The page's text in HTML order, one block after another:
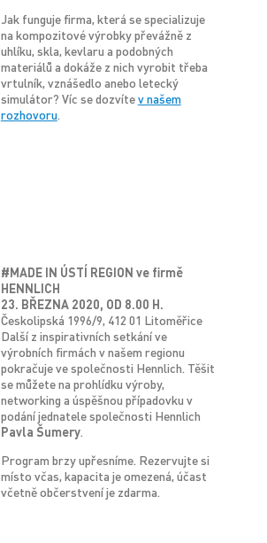
Jak funguje firma, která se specializuje
na kompozitové výrobky převážně z
uhlíku, skla, kevlaru a podobných
materiálů a dokáže z nich vyrobit třeba
vrtulník, vznášedlo anebo letecký
simulátor? Víc se dozvítev našem
rozhovoru.
#MADE IN ÚSTÍ REGION ve firmě
HENNLICH
23. BŘEZNA 2020, OD 8.00 H.
Českolipská 1996/9, 412 01 Litoměřice
Další z inspirativních setkání ve
výrobních firmách v našem regionu
pokračuje ve společnosti Hennlich. Těšit
se můžete na prohlídku výroby,
networking a úspěšnou případovku v
podání jednatele společnosti Hennlich
Pavla Šumery.
Program brzy upřesníme. Rezervujte si
místo včas, kapacita je omezená, účast
včetně občerstvení je zdarma.